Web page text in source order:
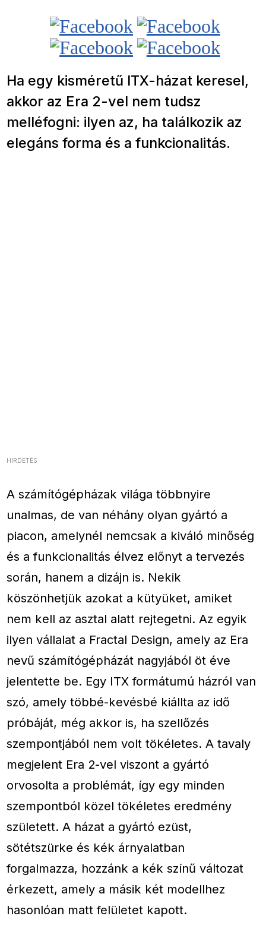
Ha egy kisméretű ITX-házat keresel,
akkor az Era 2-vel nem tudsz
melléfogni: ilyen az, ha találkozik az
elegáns forma és a funkcionalitás.
HIRDETÉS
A számítógépházak világa többnyire
unalmas, de van néhány olyan gyártó a
piacon, amelynél nemcsak a kiváló minőség
és a funkcionalitás élvez előnyt a tervezés
során, hanem a dizájn is. Nekik
köszönhetjük azokat a kütyüket, amiket
nem kell az asztal alatt rejtegetni. Az egyik
ilyen vállalat a Fractal Design, amely az Era
nevű számítógépházát nagyjából öt éve
jelentette be. Egy ITX formátumú házról van
szó, amely többé-kevésbé kiállta az idő
próbáját, még akkor is, ha szellőzés
szempontjából nem volt tökéletes. A tavaly
megjelent Era 2-vel viszont a gyártó
orvosolta a problémát, így egy minden
szempontból közel tökéletes eredmény
született. A házat a gyártó ezüst,
sötétszürke és kék árnyalatban
forgalmazza, hozzánk a kék színű változat
érkezett, amely a másik két modellhez
hasonlóan matt felületet kapott.